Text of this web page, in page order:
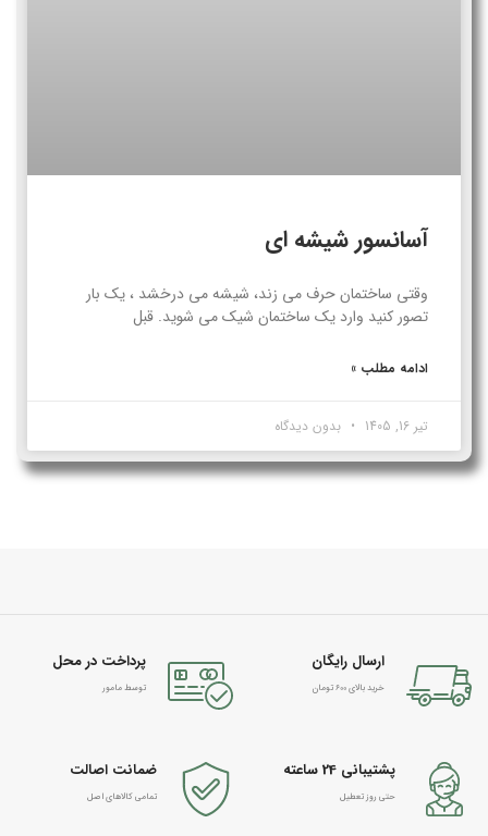
آسانسور شیشه ای
وقتی ساختمان حرف می زند، شیشه می درخشد ، یک بار
تصور کنید وارد یک ساختمان شیک می شوید. قبل
ادامه مطلب »
تیر 16, 1405 بدون دیدگاه
ارسال رایگان
خرید بالای 600 تومان
پرداخت در محل
توسط مامور
پشتیبانی 24 ساعته
حتی روز تعطیل
ضمانت اصالت
تمامی کالاهای اصل